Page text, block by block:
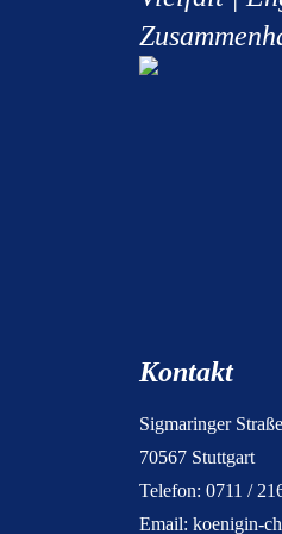
Kontakt
Sigmaringer
70567 Stuttgart
Telefon: 0711 /
Email: koenigin-